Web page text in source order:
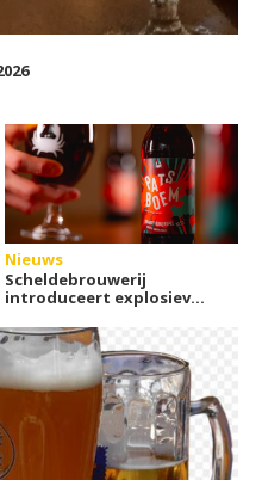
Nieuws
Scheldebrouwerij
introduceert explosieve